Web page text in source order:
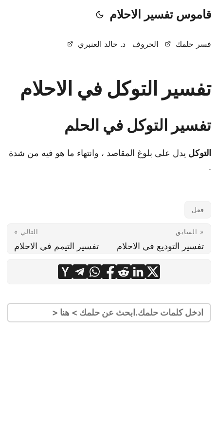
قاموس تفسير الاحلام
فسر حلمك الحروف د. خالد العنبري
تفسير التوكل في الاحلام
تفسير التوكل في الحلم
التوكل يدل على بلوغ المقاصد ، وانتهاء ما هو فيه من شدة
.
فعل
« السابق
تفسير التوديع في الاحلام
التالي »
تفسير التيمم في الاحلام